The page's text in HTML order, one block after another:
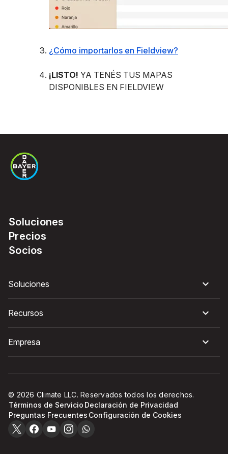
¿Cómo importarlos en Fieldview?
¡LISTO! YA TENÉS TUS MAPAS
DISPONIBLES EN FIELDVIEW
Soluciones
Precios
Socios
Soluciones
Recursos
Empresa
© 2026 Climate LLC. Reservados todos los derechos.
Términos de Servicio Declaración de Privacidad
Preguntas Frecuentes Configuración de Cookies